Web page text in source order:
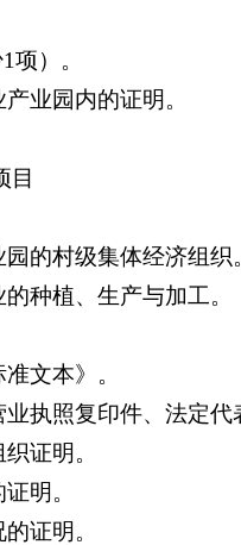
项）。
业园内的证明。
目
的村级集体经济组织
种植、生产与加工。
文本》。
执照复印件、法定
证明。
明。
证明。